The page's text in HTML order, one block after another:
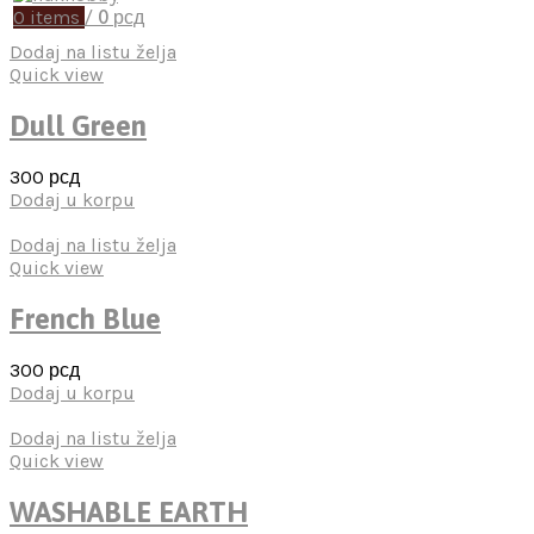
0 items / 0 рсд
Dodaj na listu želja
Quick view
Dull Green
300 рсд
Dodaj u korpu
Dodaj na listu želja
Quick view
French Blue
300 рсд
Dodaj u korpu
Dodaj na listu želja
Quick view
WASHABLE EARTH